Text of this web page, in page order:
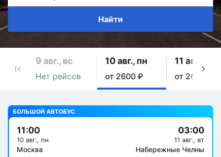
Найти
9 авг., вс
Нет рейсов
10 авг., пн
от 2600 ₽
11 авг., вт
от 2600 ₽
БОЛЬШОЙ АВТОБУС
11:00
10 авг., пн
Москва
03:00
11 авг., вт
Набережные Челны